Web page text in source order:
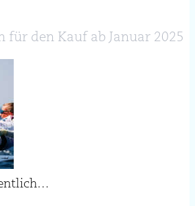
für den Kauf ab Januar 2025